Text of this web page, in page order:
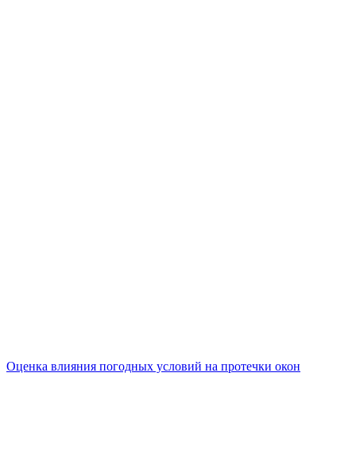
Оценка влияния погодных условий на протечки окон